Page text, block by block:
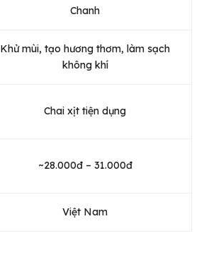
Chanh
Khử mùi, tạo hương thơm, làm sạch
không khí
Chai xịt tiện dụng
~28.000đ – 31.000đ
Việt Nam